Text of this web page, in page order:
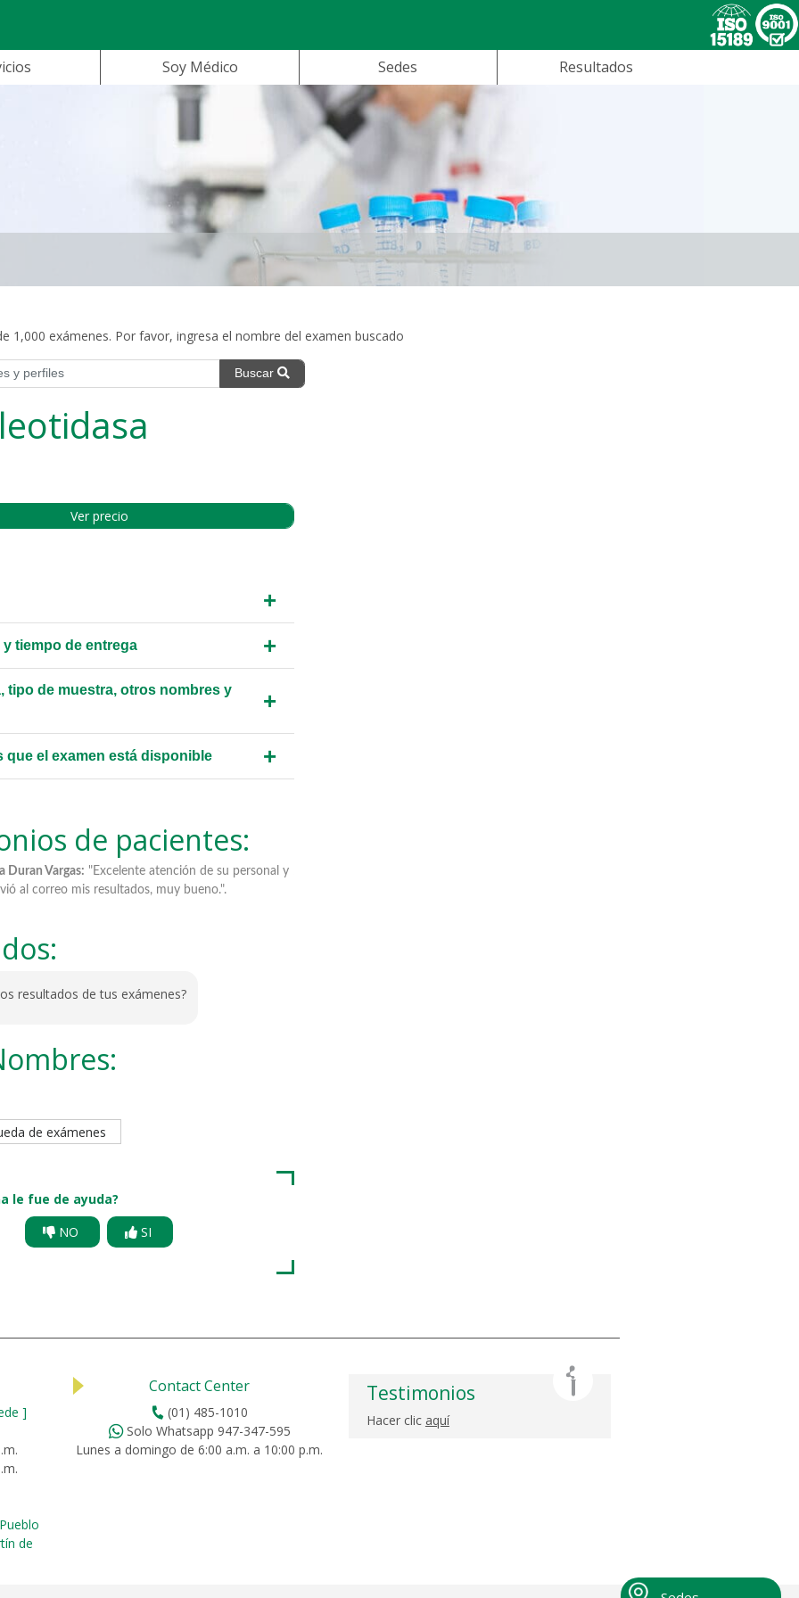
Soy Médico Sedes Resultados
1,000 exámenes. Por favor, ingresa el nombre del examen buscado
Buscar
Ver precio
+
y tiempo de entrega +
tipo de muestra, otros nombres y
+
que el examen está disponible +
de pacientes:
Vargas:"Excelente atención de su personal y
mis resultados, muy bueno.".
Ana María Sanabria Pérez:
resultados de tus exámenes?
de exámenes
le fue de ayuda?
NO
SI
]
Pueblo
de
Contact Center
(01) 485-1010
Solo Whatsapp 947-347-595
Lunes a domingo de 6:00 a.m. a 10:00 p.m.
Testimonios
Hacer clic aquí